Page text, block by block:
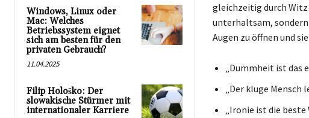
Windows, Linux oder
Mac: Welches
Betriebssystem eignet
sich am besten für den
privaten Gebrauch?
11.04.2025
Filip Hološko: Der
slowakische Stürmer mit
internationaler Karriere
gleichzeitig durch Witz
unterhaltsam, sondern
Augen zu öffnen und
„Dummheit ist das
„Der kluge
„Ironie ist die